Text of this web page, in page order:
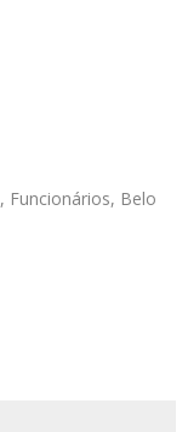
Funcionários, Belo